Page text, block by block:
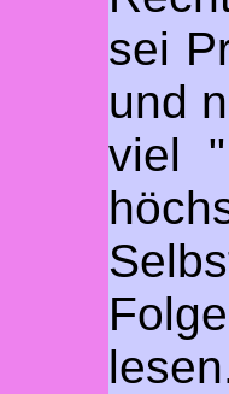
sei
und
viel